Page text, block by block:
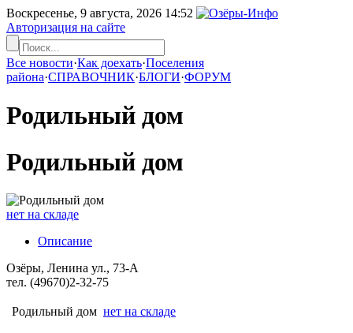
Воскресенье, 9 августа, 2026 14:52
Авторизация на сайте
Все новости·Как доехать·Поселения
района·СПРАВОЧНИК·БЛОГИ·ФОРУМ
Родильный дом
Родильный дом
нет на складе
Описание
Озёры, Ленина ул., 73-А
тел. (49670)2-32-75
Родильный дом нет на складе